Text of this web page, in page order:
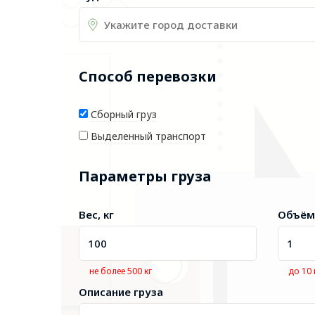
Способ перевозки
Сборный груз
Выделенный транспорт
Параметры груза
Вес, кг
не более 500 кг до 10
Описание груза